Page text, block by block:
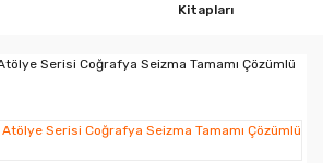
Kitapları